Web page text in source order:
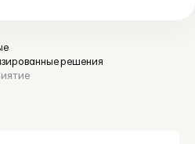
решения